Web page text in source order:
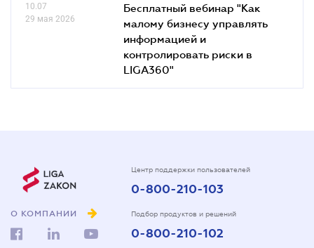
10.07
29 мая 2026
Бесплатный вебинар "Как
малому бизнесу управлять
информацией и
контролировать риски в
LIGA360"
О КОМПАНИИ
Центр поддержки пользователей
0-800-210-103
Подбор продуктов и решений
0-800-210-102